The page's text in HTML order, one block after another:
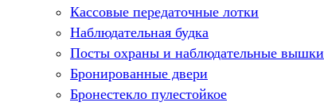
Кассовые передаточные лотки
Наблюдательная будка
Посты охраны и наблюдательные вышки
Бронированные двери
Бронестекло пулестойкое